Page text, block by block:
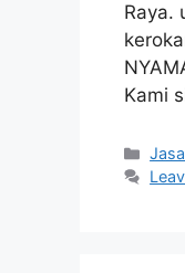
Raya.
Kami